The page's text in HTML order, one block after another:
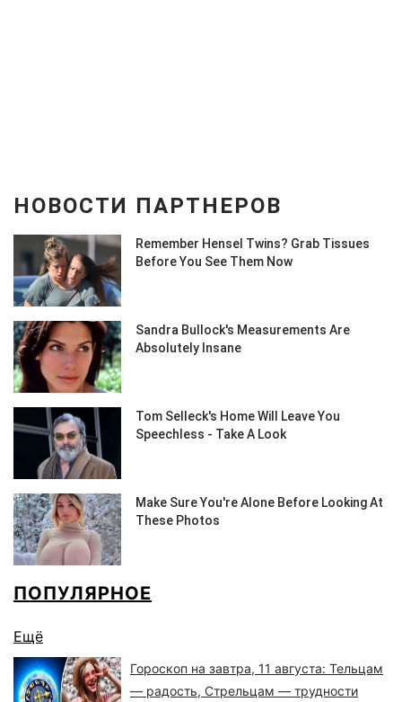
ПОПУЛЯРНОЕ
Ещё
Гороскоп на завтра, 11 августа: Тельцам
— радость, Стрельцам — трудности